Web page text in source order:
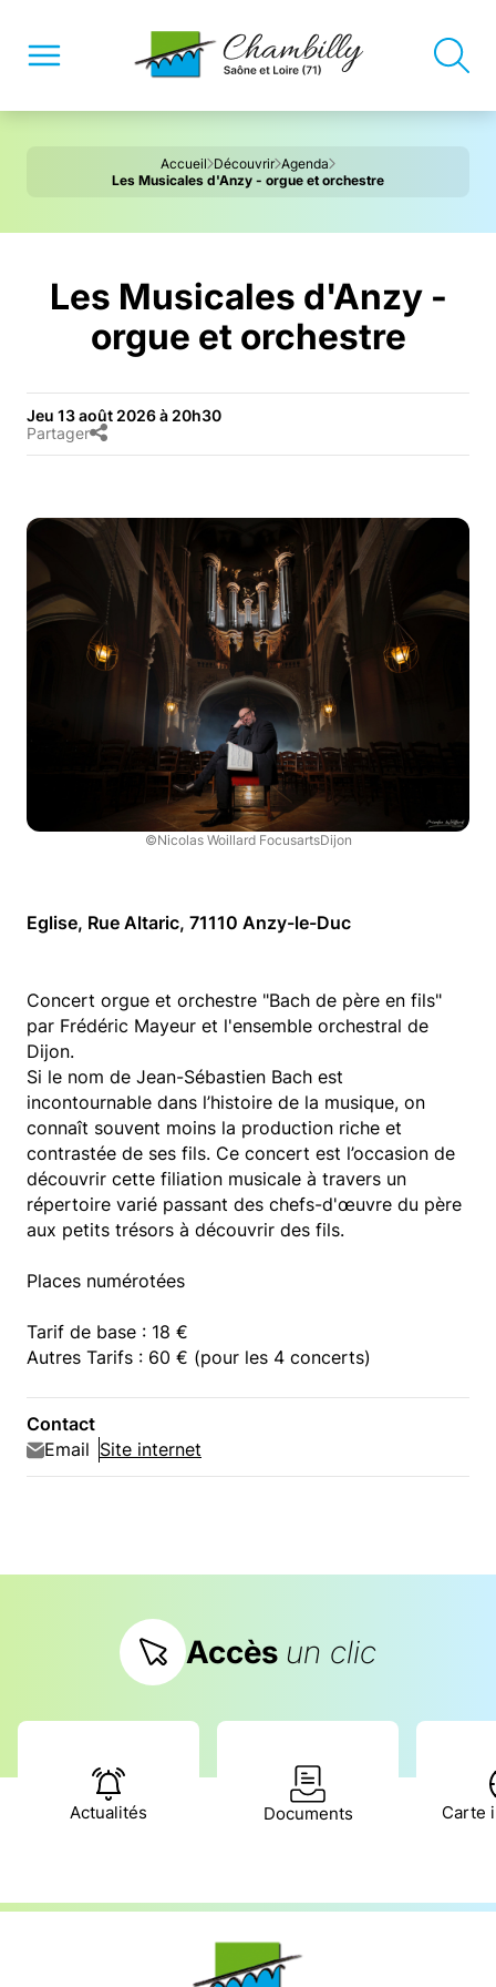
Accueil Découvrir Agenda
Les Musicales d'Anzy - orgue et orchestre
Les Musicales d'Anzy -
orgue et orchestre
Jeu 13 août 2026 à 20h30
Partager
©Nicolas Woillard FocusartsDijon
Eglise, Rue Altaric, 71110 Anzy-le-Duc
Concert orgue et orchestre "Bach de père en fils"
par Frédéric Mayeur et l'ensemble orchestral de
Dijon.
Si le nom de Jean-Sébastien Bach est
incontournable dans l’histoire de la musique, on
connaît souvent moins la production riche et
contrastée de ses fils. Ce concert est l’occasion de
découvrir cette filiation musicale à travers un
répertoire varié passant des chefs-d'œuvre du père
aux petits trésors à découvrir des fils.
Places numérotées
Tarif de base : 18 €
Autres Tarifs : 60 € (pour les 4 concerts)
Contact
Email Site internet
Accès un clic
Actualités Documents Carte